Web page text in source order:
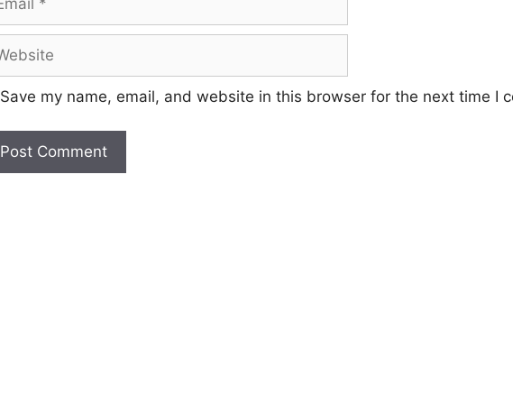
Save my name, email, and website in this browser for the next time I